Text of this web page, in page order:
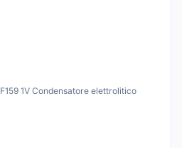
Samwha SD1V227M0811MPF159 1V Condensatore elettrolitico